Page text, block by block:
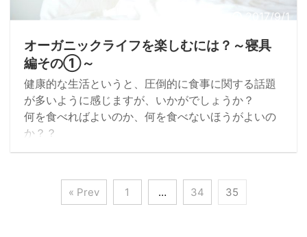
2017/9/1
オーガニックライフを楽しむには？～寝具
編その①～
健康的な生活というと、圧倒的に食事に関する話題
が多いように感じますが、いかがでしょうか？
何を食べればよいのか、何を食べないほうがよいの
か？？
これはこれで私も食に関することで実践しているこ
眠りに関することを意識しています。
睡眠不足が続くと、心身ともにスッキリしなかった
« Prev 1 … 34 35